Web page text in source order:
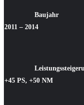
Baujahr
2011 – 2014
+45 PS, +50 NM